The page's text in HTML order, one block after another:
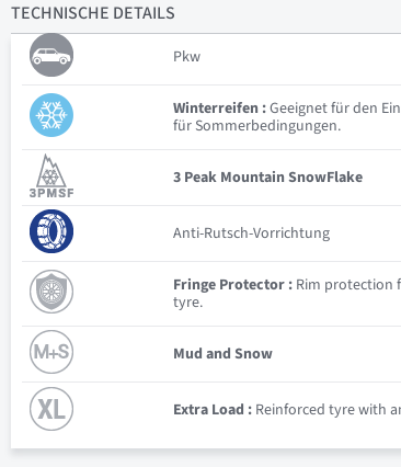
TECHNISCHE DETAILS
Pkw
Winterreifen :Geeignet für den
für Sommerbedingungen.
3 Peak Mountain SnowFlake
Anti-Rutsch-Vorrichtung
Fringe Protector : Rim protection
tyre.
Mud and Snow
Extra Load : Reinforced tyre with